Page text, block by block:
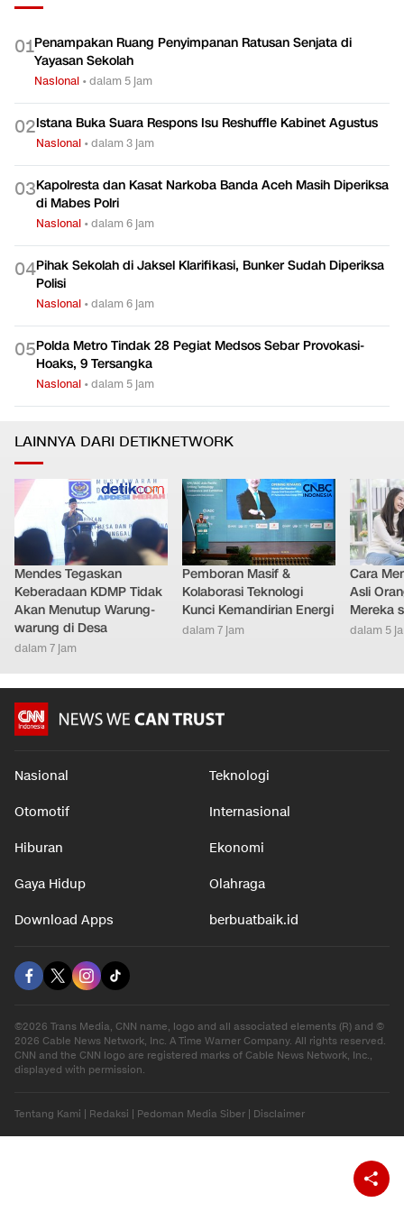
01Penampakan Ruang Penyimpanan Ratusan Senjata di
Yayasan Sekolah
Nasional •dalam 5 jam
02Istana Buka Suara Respons Isu Reshuffle Kabinet Agustus
Nasional •dalam 3 jam
03Kapolresta dan Kasat Narkoba Banda Aceh Masih Diperiksa
di Mabes Polri
Nasional •dalam 6 jam
04Pihak Sekolah di Jaksel Klarifikasi, Bunker Sudah Diperiksa
Polisi
Nasional •dalam 6 jam
05Polda Metro Tindak 28 Pegiat Medsos Sebar Provokasi-
Hoaks, 9 Tersangka
Nasional •dalam 5 jam
LAINNYA DARI DETIKNETWORK
Mendes Tegaskan
Keberadaan KDMP Tidak
Akan Menutup Warung-
warung di Desa
dalam 7 jam
Pemboran Masif &
Kolaborasi Teknologi
Kunci Kemandirian Energi
dalam 7 jam
Cara
Asli
Mereka
dalam 5
Nasional Teknologi
Otomotif Internasional
Hiburan Ekonomi
Gaya Hidup Olahraga
Download Apps berbuatbaik.id
©2026 Trans Media, CNN name, logo and all associated elements (R) and ©
2026 Cable News Network, Inc. A Time Warner Company. All rights reserved.
CNN and the CNN logo are registered marks of Cable News Network, Inc.,
displayed with permission.
Tentang Kami | Redaksi | Pedoman Media Siber | Disclaimer